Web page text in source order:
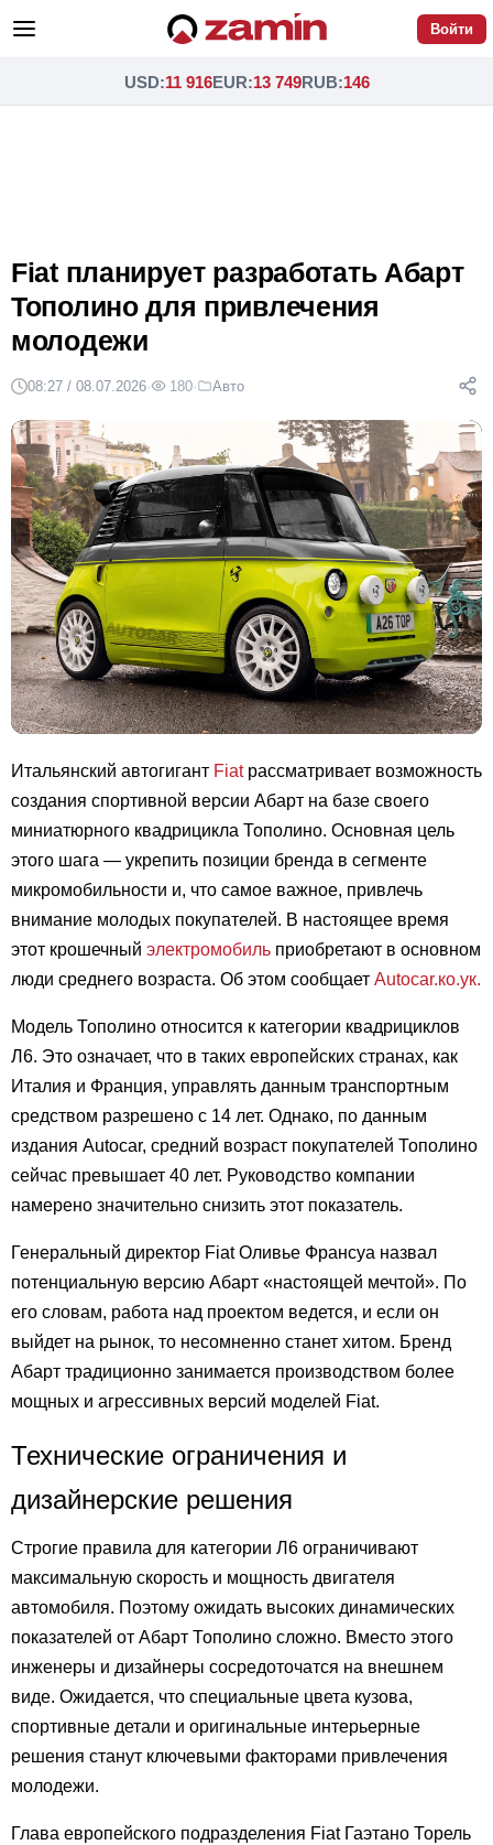
Войти
USD:11 916EUR:13 749RUB:146
Fiat планирует разработать Абарт
Тополино для привлечения
молодежи
08:27 / 08.07.2026· 180· Авто
Итальянский автогигант Fiatрассматривает возможность
создания спортивной версии Абарт на базе своего
миниатюрного квадрицикла Тополино. Основная цель
этого шага — укрепить позиции бренда в сегменте
микромобильности и, что самое важное, привлечь
внимание молодых покупателей. В настоящее время
этот крошечный электромобиль приобретают в основном
люди среднего возраста. Об этом сообщает Autocar.ко.ук.
Модель Тополино относится к категории квадрициклов
Л6. Это означает, что в таких европейских странах, как
Италия и Франция, управлять данным транспортным
средством разрешено с 14 лет. Однако, по данным
издания Autocar, средний возраст покупателей Тополино
сейчас превышает 40 лет. Руководство компании
намерено значительно снизить этот показатель.
Генеральный директор Fiat Оливье Франсуа назвал
потенциальную версию Абарт «настоящей мечтой». По
его словам, работа над проектом ведется, и если он
выйдет на рынок, то несомненно станет хитом. Бренд
Абарт традиционно занимается производством более
мощных и агрессивных версий моделей Fiat.
Технические ограничения и
дизайнерские решения
Строгие правила для категории Л6 ограничивают
максимальную скорость и мощность двигателя
автомобиля. Поэтому ожидать высоких динамических
показателей от Абарт Тополино сложно. Вместо этого
инженеры и дизайнеры сосредоточатся на внешнем
виде. Ожидается, что специальные цвета кузова,
спортивные детали и оригинальные интерьерные
решения станут ключевыми факторами привлечения
молодежи.
Глава европейского подразделения Fiat Гаэтано Торель